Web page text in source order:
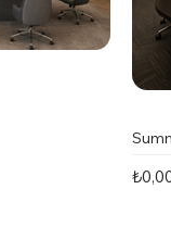
Fiyat